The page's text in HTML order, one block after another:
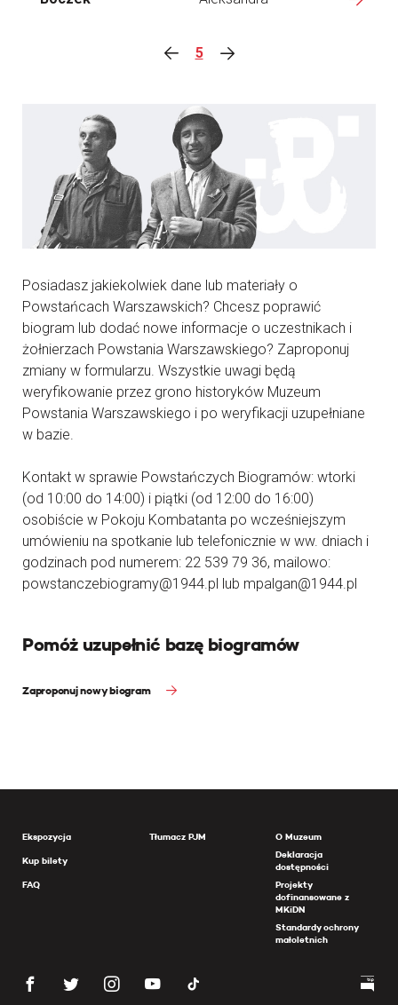
5
Posiadasz jakiekolwiek dane lub materiały o
Powstańcach Warszawskich? Chcesz poprawić
biogram lub dodać nowe informacje o uczestnikach i
żołnierzach Powstania Warszawskiego? Zaproponuj
zmiany w formularzu. Wszystkie uwagi będą
weryfikowanie przez grono historyków Muzeum
Powstania Warszawskiego i po weryfikacji uzupełniane
w bazie.
Kontakt w sprawie Powstańczych Biogramów: wtorki
(od 10:00 do 14:00) i piątki (od 12:00 do 16:00)
osobiście w Pokoju Kombatanta po wcześniejszym
umówieniu na spotkanie lub telefonicznie w ww. dniach i
godzinach pod numerem: 22 539 79 36, mailowo:
powstanczebiogramy@1944.pl lub mpalgan@1944.pl
Pomóż uzupełnić bazę biogramów
Zaproponuj nowy biogram
Ekspozycja
Kup bilety
FAQ
Tłumacz PJM
O Muzeum
Deklaracja
dostępności
Projekty
dofinansowane z
MKiDN
Standardy ochrony
małoletnich